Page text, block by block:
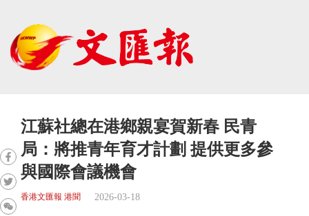
江蘇社總在港鄉親宴賀新春 民青
局：將推青年育才計劃 提供更多參
與國際會議機會
香港文匯報 港聞 2026-03-18